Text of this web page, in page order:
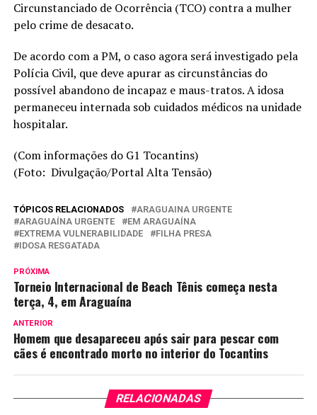
Circunstanciado de Ocorrência (TCO) contra a mulher
pelo crime de desacato.
De acordo com a PM, o caso agora será investigado pela
Polícia Civil, que deve apurar as circunstâncias do
possível abandono de incapaz e maus-tratos. A idosa
permaneceu internada sob cuidados médicos na unidade
hospitalar.
(Com informações do G1 Tocantins)
(Foto: Divulgação/Portal Alta Tensão)
TÓPICOS RELACIONADOS
ARAGUAINA URGENTE
ARAGUAÍNA URGENTE
EM ARAGUAÍNA
EXTREMA VULNERABILIDADE
FILHA PRESA
IDOSA RESGATADA
PRÓXIMA
Torneio Internacional de Beach Tênis começa nesta
terça, 4, em Araguaína
ANTERIOR
Homem que desapareceu após sair para pescar com
cães é encontrado morto no interior do Tocantins
RELACIONADAS